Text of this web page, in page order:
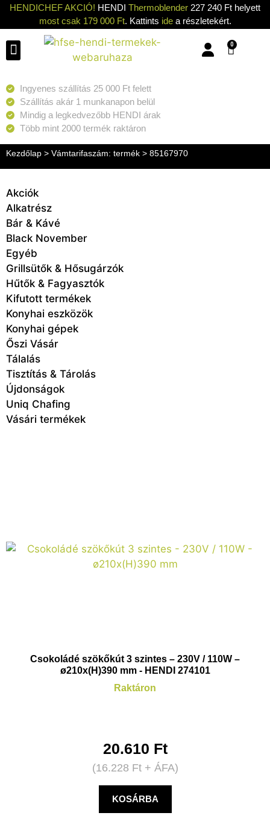
HENDICHEF AKCIÓ! HENDI Thermoblender 227 240 Ft helyett
most csak 179 000 Ft. Kattints idea részletekért.
0
Ingyenes szállítás 25 000 Ft felett
Szállítás akár 1 munkanapon belül
Mindig a legkedvezőbb HENDI árak
Több mint 2000 termék raktáron
Kezdőlap > Vámtarifaszám: termék > 85167970
Akciók
Alkatrész
Bár & Kávé
Black November
Egyéb
Grillsütők & Hősugárzók
Hűtők & Fagyasztók
Kifutott termékek
Konyhai eszközök
Konyhai gépek
Őszi Vásár
Tálalás
Tisztítás & Tárolás
Újdonságok
Uniq Chafing
Vásári termékek
Csokoládé szökőkút 3 szintes – 230V / 110W –
ø210x(H)390 mm - HENDI 274101
Raktáron
20.610 Ft
(16.228 Ft+ ÁFA)
KOSÁRBA